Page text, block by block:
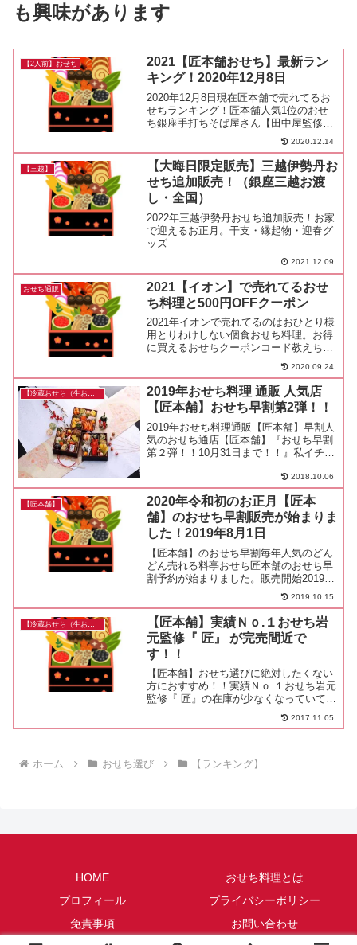
も興味があります
【2人前】おせち
2021【匠本舗おせち】最新ラン
キング！2020年12月8日
2020年12月8日現在匠本舗で売れてるお
せちランキング！匠本舗人気1位のおせ
ち銀座手打ちそば屋さん【田中屋監修お
せち】13,600円(税込)3人前 匠本舗人気2
位のおせち創業三百五十有余年 はり清は
り清は江戸時代に入って間もない万治二
年（...
2020.12.14
【三越】
【大晦日限定販売】三越伊勢丹お
せち追加販売！（銀座三越お渡
し・全国）
2022年三越伊勢丹おせち追加販売！お家
で迎えるお正月。干支・縁起物・迎春グ
ッズ
2021.12.09
おせち通販
2021【イオン】で売れてるおせ
ち料理と500円OFFクーポン
2021年イオンで売れてるのはおひとり様
用とりわけしない個食おせち料理。お得
に買えるおせちクーポンコード教えちゃ
2020.09.24
【冷蔵おせち（生おせち）】
2019年おせち料理 通販 人気店
【匠本舗】おせち早割第2弾！！
2019年おせち料理通販【匠本舗】早割人
気のおせち通店【匠本舗】『おせち早割
第２弾！！10月31日まで！！』私イチオ
9月の時点で売切れてしまいました。購
入希望の方は早めの予約をおすすめしま
す！まだ10月な...
2018.10.06
【匠本舗】
2020年令和初のお正月【匠本
舗】のおせち早割販売が始まりま
した！2019年8月1日
【匠本舗】のおせち早割毎年人気のどん
どん売れる料亭おせち匠本舗のおせち早
割予約が始まりました。販売開始2019年
8月1日～早割第1弾2019年9月30日までお
せちが一番安く買える時期ですので、こ
の時期をお見逃しなく！おすすめ
2019.10.15
【匠本舗】実績Ｎｏ.１おせち岩
元監修『 匠』 が完売間近で
す！！
【匠本舗】おせち選びに絶対したくない
方におすすめ！！実績Ｎｏ.１おせち岩元
監修『 匠』の在庫が少なくなっていて完
売間近です！！ご予約はお急ぎください
a8adscript('body').showAd({"req":
2017.11.05
ホーム おせち選び 【ランキング】
HOME
おせち料理とは
プロフィール
プライバシーポリシー
免責事項
お問い合わせ